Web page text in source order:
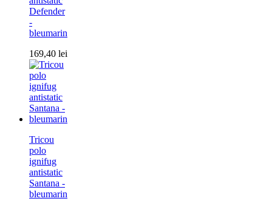
Defender
-
bleumarin
169,40 lei
Tricou
polo
ignifug
antistatic
Santana -
bleumarin